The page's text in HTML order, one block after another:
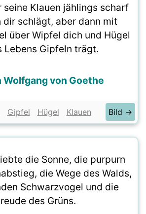
seine Klauen jählings scharf
dir schlägt, aber dann mit
über Wipfel dich und Hügel
Lebens Gipfeln trägt.
Wolfgang von Goethe
Gipfel Hügel Klauen Bild →
die Sonne, die purpurn
die Wege des Walds,
Schwarzvogel und die
des Grüns.